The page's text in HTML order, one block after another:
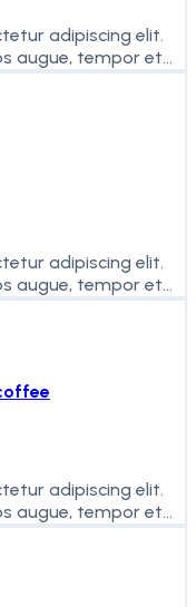
adipiscing elit.
augue, tempor et
adipiscing elit.
augue, tempor et
adipiscing elit.
augue, tempor et